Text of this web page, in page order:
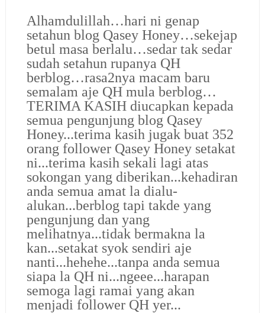
Alhamdulillah…hari ni genap
setahun blog Qasey Honey…sekejap
betul masa berlalu…sedar tak sedar
sudah setahun rupanya QH
berblog…rasa2nya macam baru
semalam aje QH mula berblog…
TERIMA KASIH diucapkan kepada
semua pengunjung blog Qasey
Honey...terima kasih jugak buat 352
orang follower Qasey Honey setakat
ni...terima kasih sekali lagi atas
sokongan yang diberikan...kehadiran
anda semua amat la dialu-
alukan...berblog tapi takde yang
pengunjung dan yang
melihatnya...tidak bermakna la
kan...setakat syok sendiri aje
nanti...hehehe...tanpa anda semua
siapa la QH ni...ngeee...harapan
semoga lagi ramai yang akan
menjadi follower QH yer...